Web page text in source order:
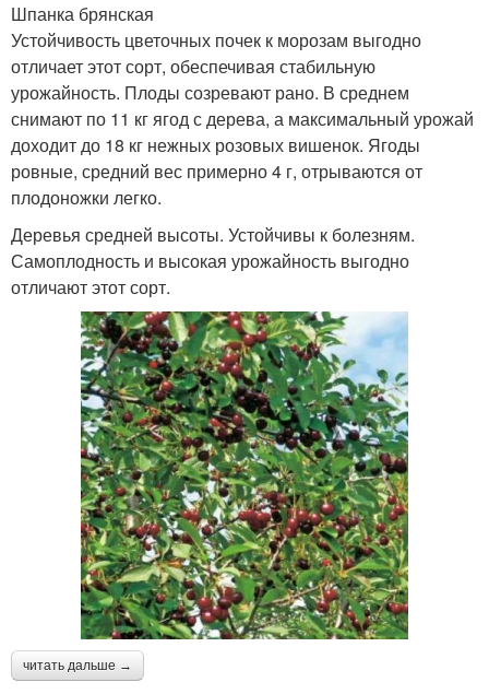
Шпанка брянская
Устойчивость цветочных почек к морозам выгодно
отличает этот сорт, обеспечивая стабильную
урожайность. Плоды созревают рано. В среднем
снимают по 11 кг ягод с дерева, а максимальный урожай
доходит до 18 кг нежных розовых вишенок. Ягоды
ровные, средний вес примерно 4 г, отрываются от
плодоножки легко.
Деревья средней высоты. Устойчивы к болезням.
Самоплодность и высокая урожайность выгодно
отличают этот сорт.
читать дальше →